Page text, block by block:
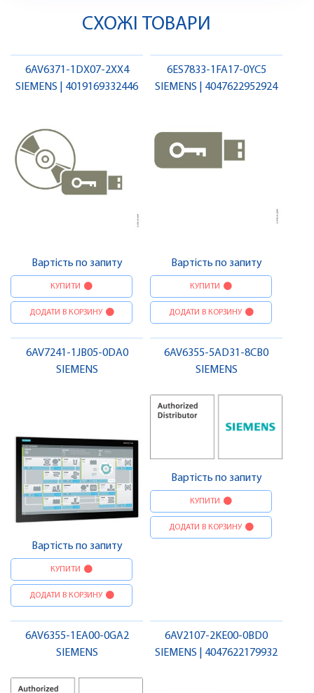
СХОЖІ ТОВАРИ
6AV6371-1DX07-2XX4
SIEMENS | 4019169332446
Вартість по запиту
КУПИТИ
ДОДАТИ В КОРЗИНУ
6ES7833-1FA17-0YC5
SIEMENS | 4047622952924
Вартість по запиту
КУПИТИ
ДОДАТИ В КОРЗИНУ
6AV7241-1JB05-0DA0
SIEMENS
Вартість по запиту
КУПИТИ
ДОДАТИ В КОРЗИНУ
6AV6355-5AD31-8CB0
SIEMENS
Вартість по запиту
КУПИТИ
ДОДАТИ В КОРЗИНУ
6AV6355-1EA00-0GA2
SIEMENS
6AV2107-2KE00-0BD0
SIEMENS | 4047622179932